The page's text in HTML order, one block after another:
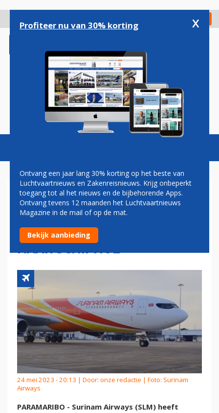
gaan
Check in
Magazine Podcasts Vacatures
SURINAM AIRWAYS HOOPT
AIRBUS A340 ZO SNEL
MOGELIJK IN TE ZETTEN
NAAR SCHIPHOL
24 mei 2023 - 20:13 | Door: onze redactie | Foto: Surinam
Airways
PARAMARIBO - Surinam Airways (SLM) heeft
Profiteer nu van 30% korting x
Ontvang een jaar lang 30% korting op het beste van
Luchtvaartnieuws en Zakenreisnieuws. Krijg onbeperkt
toegang tot al het nieuws en de bijbehorende Apps.
Ontvang tevens 12 maanden het Luchtvaartnieuws
Magazine in de mail of op de mat.
Bekijk aanbieding